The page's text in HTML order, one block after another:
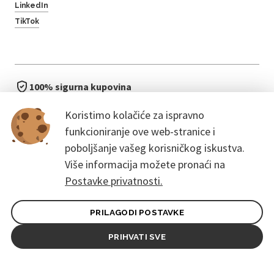
Koristimo kolačiće za ispravno
funkcioniranje ove web-stranice i
poboljšanje vašeg korisničkog iskustva.
Više informacija možete pronaći na
Postavke privatnosti.
PRILAGODI POSTAVKE
PRIHVATI SVE
LinkedIn
TikTok
100% sigurna kupovina
bez čekanja u redu
Opći uvjeti ugovora za kupce
Pravila zaštite osobnih podataka
© 2026. CoreEvent